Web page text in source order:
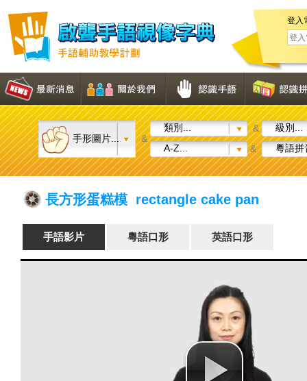
登入
手形圖片... &
類別... &
級別...
A-Z...
& 粵語拼
長方形蛋糕模 rectangle cake pan
手語影片 粵語口形 英語口形